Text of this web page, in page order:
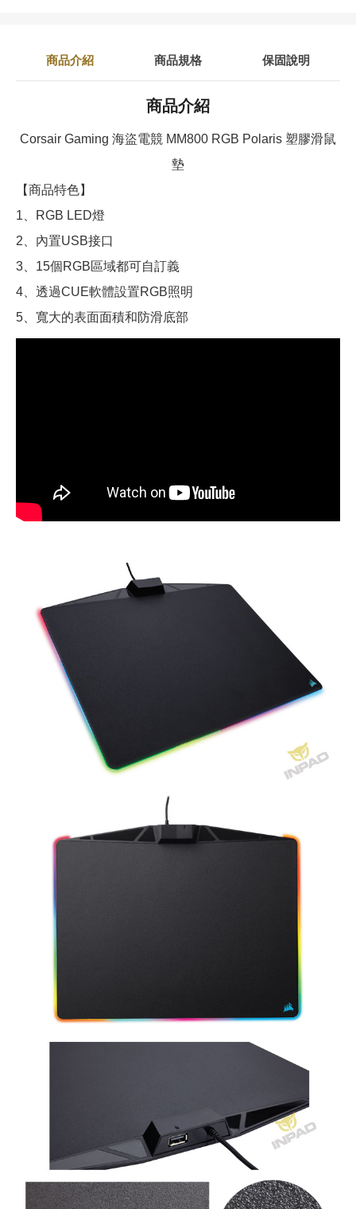
商品介紹 商品規格 保固說明
商品介紹
Corsair Gaming 海盜電競 MM800 RGB Polaris 塑膠滑鼠
墊
【商品特色】
1、RGB LED燈
2、內置USB接口
3、15個RGB區域都可自訂義
4、透過CUE軟體設置RGB照明
5、寬大的表面面積和防滑底部